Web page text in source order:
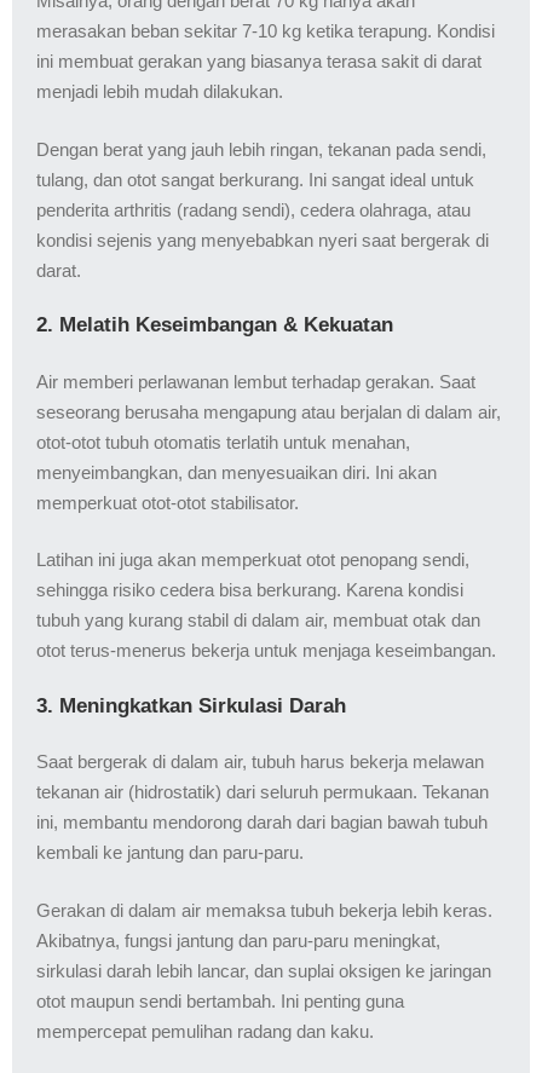
merasakan beban sekitar 7-10 kg ketika terapung. Kondisi
ini membuat gerakan yang biasanya terasa sakit di darat
menjadi lebih mudah dilakukan.
Dengan berat yang jauh lebih ringan, tekanan pada sendi,
tulang, dan otot sangat berkurang. Ini sangat ideal untuk
penderita arthritis (radang sendi), cedera olahraga, atau
kondisi sejenis yang menyebabkan nyeri saat bergerak di
darat.
2. Melatih Keseimbangan & Kekuatan
Air memberi perlawanan lembut terhadap gerakan. Saat
seseorang berusaha mengapung atau berjalan di dalam air,
otot-otot tubuh otomatis terlatih untuk menahan,
menyeimbangkan, dan menyesuaikan diri. Ini akan
memperkuat otot-otot stabilisator.
Latihan ini juga akan memperkuat otot penopang sendi,
sehingga risiko cedera bisa berkurang. Karena kondisi
tubuh yang kurang stabil di dalam air, membuat otak dan
otot terus-menerus bekerja untuk menjaga keseimbangan.
3. Meningkatkan Sirkulasi Darah
Saat bergerak di dalam air, tubuh harus bekerja melawan
tekanan air (hidrostatik) dari seluruh permukaan. Tekanan
ini, membantu mendorong darah dari bagian bawah tubuh
kembali ke jantung dan paru-paru.
Gerakan di dalam air memaksa tubuh bekerja lebih keras.
Akibatnya, fungsi jantung dan paru-paru meningkat,
sirkulasi darah lebih lancar, dan suplai oksigen ke jaringan
otot maupun sendi bertambah. Ini penting guna
mempercepat pemulihan radang dan kaku.